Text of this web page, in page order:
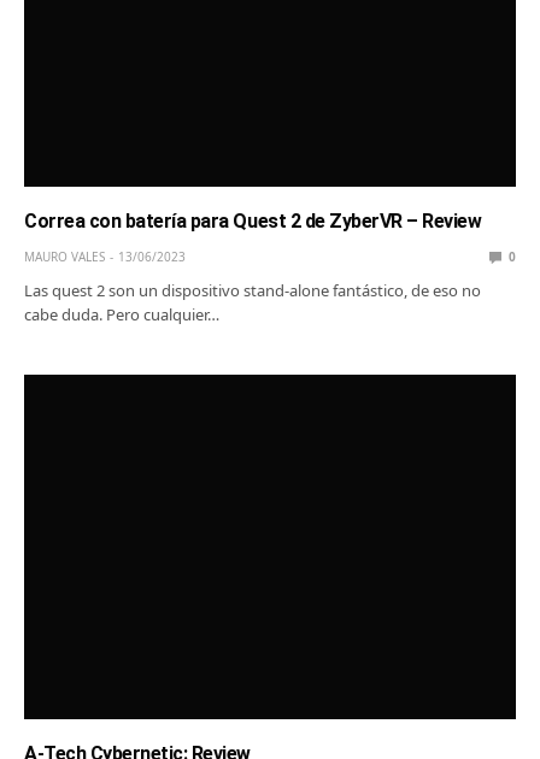
Correa con batería para Quest 2 de ZyberVR – Review
MAURO VALES 13/06/2023 0
Las quest 2 son un dispositivo stand-alone fantástico, de eso no
cabe duda. Pero cualquier…
A-Tech Cybernetic: Review